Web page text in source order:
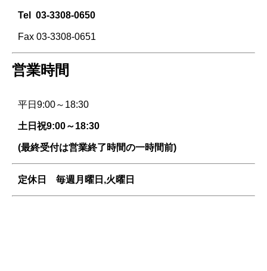
Tel 03-3308-0650
Fax 03-3308-0651
営業時間
平日9:00～18:30
土日祝9:00～18:30
(最終受付は営業終了時間の一時間前)
定休日 毎週 月曜日,火曜日